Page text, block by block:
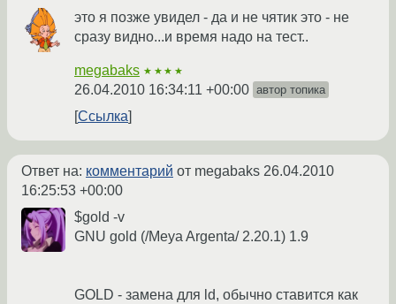
это я позже увидел - да и не чятик это - не
сразу видно...и время надо на тест..
megabaks ★★★★
26.04.2010 16:34:11 +00:00 автор топика
Ссылка
Ответ на: комментарий от megabaks 26.04.2010
16:25:53 +00:00
$gold -v
GNU gold (/Meya Argenta/ 2.20.1) 1.9
GOLD - замена для ld, обычно ставится как